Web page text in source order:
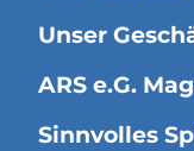
Unser
ARS e.G.
Sinnvolles